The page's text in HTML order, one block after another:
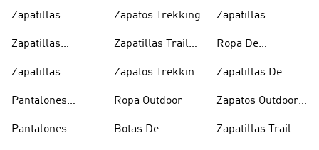
Zapatillas
Zapatillas
Zapatillas
Pantalones
Pantalones
Zapatos Trekking
Zapatillas Trail
Zapatos Trekking
Ropa Outdoor
Botas De
Hombre
Zapatillas
Mujer
Ropa De
Zapatillas De
Montañismo
Zapatos Outdoor
Zapatillas Trail